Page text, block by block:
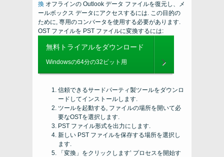
換 オフラインの Outlook データ ファイルを復元し、メ
ールボックス データにアクセスするには. この目的の
ために, 専用のコンバータを使用する必要があります.
OST ファイルを PST ファイルに変換するには:
無料トライアルをダウンロード
Windowsの64分の32ビット用
信頼できるサードパーティ製ツールをダウンロ
ードしてインストールします.
ツールを起動する, ファイルの場所を開いて必
要なOSTを選択します.
PST ファイル形式を出力にします.
新しい PST ファイルを保存する場所を選択し
ます.
「変換」をクリックします’ プロセスを開始す